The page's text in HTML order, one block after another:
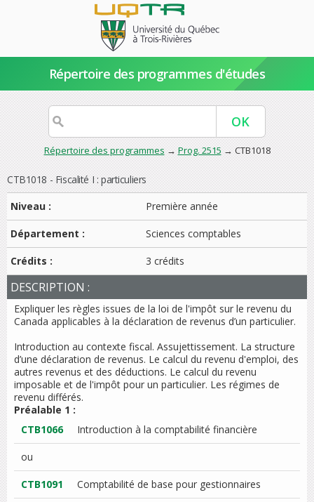
Répertoire des programmes d'études
Répertoire des programmes → Prog. 2515 → CTB1018
CTB1018 - Fiscalité I : particuliers
Niveau :
Première année
Département : Sciences comptables
Crédits : 3 crédits
DESCRIPTION :
Expliquer les règles issues de la loi de l'impôt sur le revenu du
Canada applicables à la déclaration de revenus d’un particulier.
Introduction au contexte fiscal. Assujettissement. La structure
d’une déclaration de revenus. Le calcul du revenu d'emploi, des
autres revenus et des déductions. Le calcul du revenu
imposable et de l'impôt pour un particulier. Les régimes de
revenu différés.
Préalable 1 :
CTB1066
Introduction à la comptabilité financière
ou
CTB1091 Comptabilité de base pour gestionnaires